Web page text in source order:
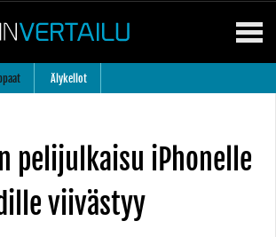
Älykellot
pelijulkaisu iPhonelle
viivästyy